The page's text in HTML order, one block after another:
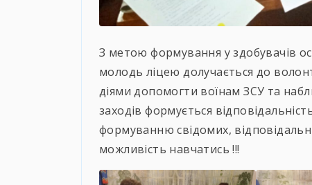
З метою формування у здобувачів
молодь ліцею долучається до
діями допомогти воїнам ЗСУ та
заходів формується
формуванню свідомих,
можливість навчатись !!!